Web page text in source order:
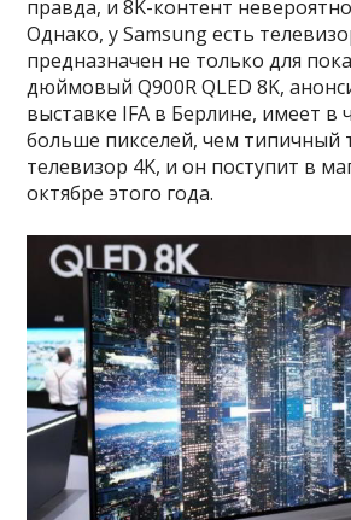
правда, и 8K-контент
Однако, у Samsung есть
предназначен не только для
дюймовый Q900R QLED 8K,
выставке IFA в Берлине, имеет в
больше пикселей, чем типичный
телевизор 4K, и он поступит в
октябре этого года.